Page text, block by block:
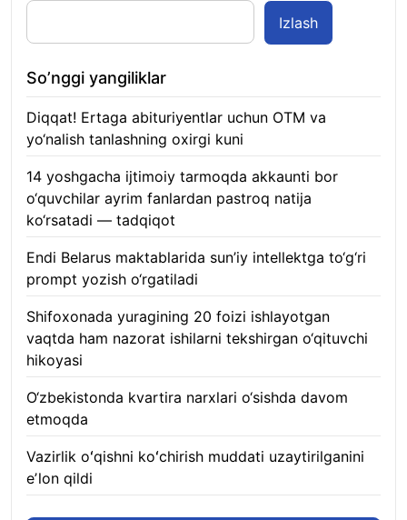
Izlash
So’nggi yangiliklar
Diqqat! Ertaga abituriyentlar uchun OTM va
yo‘nalish tanlashning oxirgi kuni
14 yoshgacha ijtimoiy tarmoqda akkaunti bor
o‘quvchilar ayrim fanlardan pastroq natija
ko‘rsatadi — tadqiqot
Endi Belarus maktablarida sun’iy intellektga to‘g‘ri
prompt yozish o‘rgatiladi
Shifoxonada yuragining 20 foizi ishlayotgan
vaqtda ham nazorat ishilarni tekshirgan o‘qituvchi
hikoyasi
O‘zbekistonda kvartira narxlari o‘sishda davom
etmoqda
Vazirlik oʻqishni koʻchirish muddati uzaytirilganini
eʼlon qildi